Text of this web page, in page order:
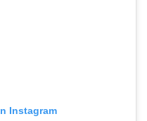
Instagram